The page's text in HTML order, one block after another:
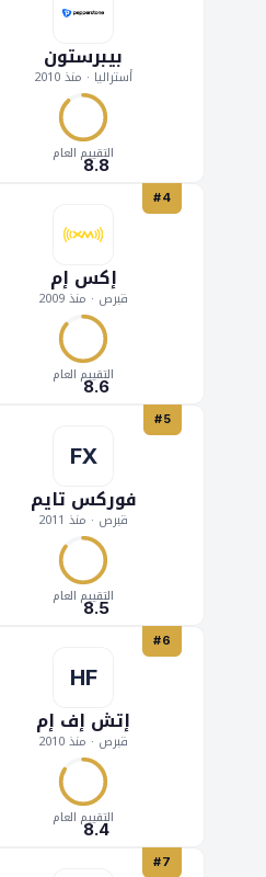
بيبرستون
أستراليا · منذ 2010
8.8
التقييم العام
#4
إكس إم
قبرص · منذ 2009
8.6
التقييم العام
#5
FX
فوركس تايم
قبرص · منذ 2011
8.5
التقييم العام
#6
HF
إتش إف إم
قبرص · منذ 2010
8.4
التقييم العام
#7